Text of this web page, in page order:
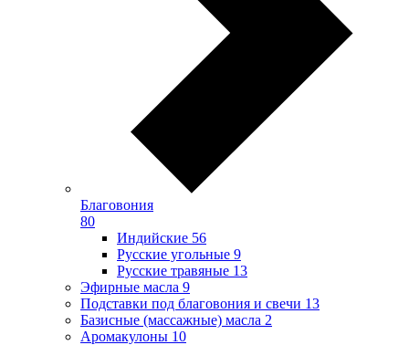
Благовония
80
Индийские 56
Русские угольные 9
Русские травяные 13
Эфирные масла 9
Подставки под благовония и свечи 13
Базисные (массажные) масла 2
Аромакулоны 10